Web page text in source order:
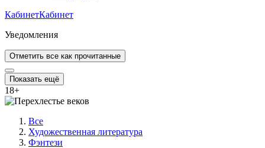
КабинетКабинет
Уведомления
Отметить все как прочитанные
Показать ещё
18+
Все
Художественная литература
Фэнтези